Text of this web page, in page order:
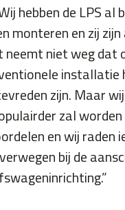
hebben de LPS al
monteren en zij
neemt niet weg dat
installatie
zijn. Maar
zal
en wij raden
bij de